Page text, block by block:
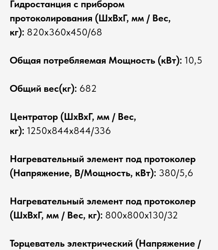
Гидростанция с прибором
протоколирования (ШхВхГ, мм / Вес,
кг): 820х360х450/68
Общая потребляемая Мощность (кВт): 10,5
Общий вес(кг): 682
Центратор (ШхВхГ, мм / Вес,
кг): 1250х844х844/336
Нагревательный элемент под протоколер
(Напряжение, В/Мощность, кВт): 380/5,6
Нагревательный элемент под протоколер
(ШхВхГ, мм / Вес, кг): 800х800х130/32
Торцеватель электрический (Напряжение /